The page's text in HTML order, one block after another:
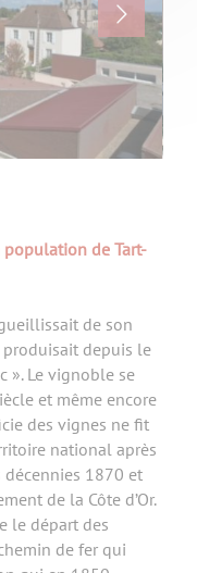
de Tart-
de son
depuis le
». Le vignoble se
et même encore
des vignes ne fit
national après
1870 et
de la Côte d’Or.
le départ des
de fer qui